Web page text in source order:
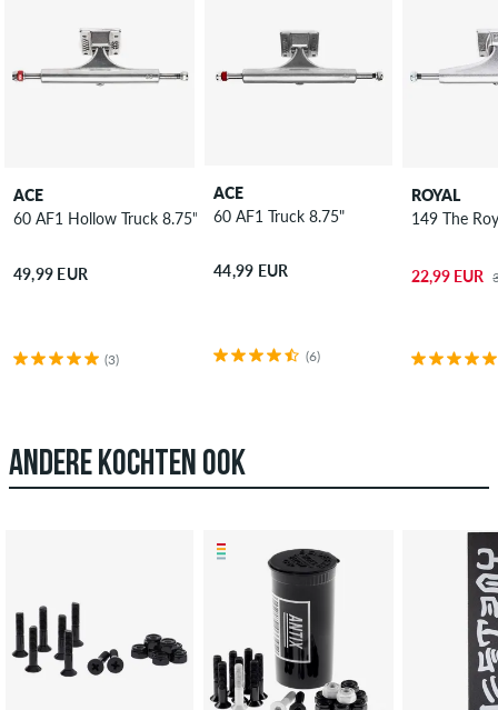
ACE
60 AF1 Hollow Truck 8.75"
49,99 EUR
(3)
ACE
60 AF1 Truck 8.75"
44,99 EUR
(6)
ROYAL
149 The
22,99 EUR
ANDERE KOCHTEN OOK